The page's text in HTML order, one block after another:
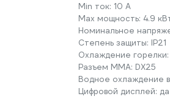
Min ток: 10 А
Max мощность: 4.9
Номинальное
Степень защиты: IP21
Охлаждение горелки:
Разъем ММА: DX25
Водное охлаждение
Цифровой дисплей: да